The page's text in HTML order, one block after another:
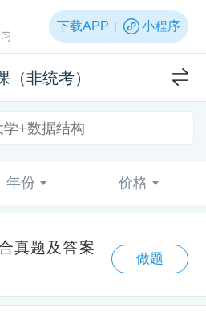
下载APP 小程序
（非统考）
年份 价格
真题及答案
做题